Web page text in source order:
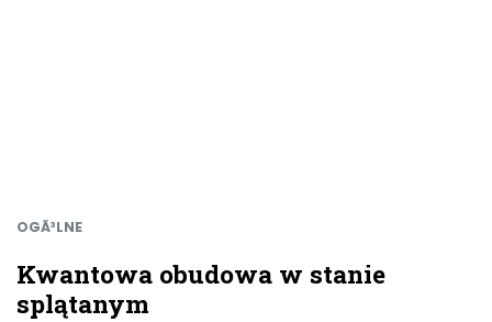
OGÃ³LNE
Kwantowa obudowa w stanie
splątanym